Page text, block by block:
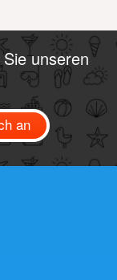
unseren
an